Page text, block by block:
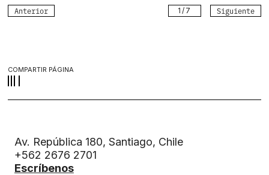
Anterior Siguiente
1 / 7
COMPARTIR PÁGINA
Av. República 180, Santiago, Chile
+562 2676 2701
Escríbenos